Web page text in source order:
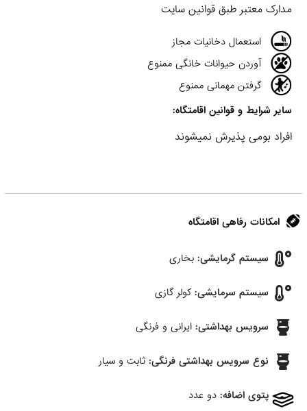
مدارک معتبر طبق قوانین سایت
استعمال دخانیات مجاز
آوردن حیوانات خانگی ممنوع
گرفتن مهمانی ممنوع
سایر شرایط و قوانین اقامتگاه:
افراد بومی پذیرش نمیشوند
امکانات رفاهی اقامتگاه
سیستم گرمایشی: بخاری
سیستم سرمایشی: کولر گازی
سرویس بهداشتی: ایرانی و فرنگی
نوع سرویس بهداشتی فرنگی: ثابت و سیار
پتوی اضافه: دو عدد